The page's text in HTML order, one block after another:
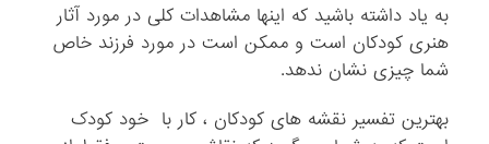
به یاد داشته باشید که اینها مشاهدات کلی در مورد آثار
هنری کودکان است و ممکن است در مورد فرزند خاص
شما چیزی نشان ندهد.
بهترین تفسیر نقشه های کودکان ، کار با خود کودک